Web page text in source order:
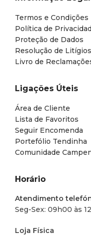
Termos e Condições
Política de
Proteção de Dados
Resolução de Litígios
Livro de
Ligações Úteis
Área de Cliente
Lista de Favoritos
Seguir Encomenda
Portefólio Tendinha
Comunidade
Horário
Atendimento
Seg-Sex: 09h00 às
Loja Física